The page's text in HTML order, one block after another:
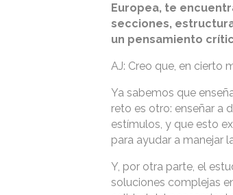
Europea, te
secciones,
un pensamiento
AJ: Creo que, en cierto
Ya sabemos que
reto es otro: enseñar a
estímulos, y que esto
para ayudar a manejar
Y, por otra parte, el
soluciones complejas